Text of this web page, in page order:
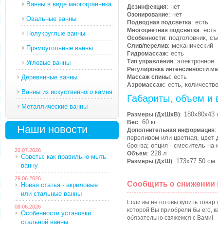
Ванны в виде многогранника
Овальные ванны
Полукруглые ванны
Прямоугольные ванны
Угловые ванны
Деревянные ванны
Ванны из искуственного камня
Металлические ванны
Наши новости
20.07.2026
Советы: как правильно мыть
ванну
29.06.2026
Новая статья - акриловые
или стальные ванны
08.06.2026
Особенности установки
стальной ванны
Дезинфекция: нет
Озонирование: нет
Подводная подсветка: есть
Многоцветная подсветка: есть
Особенности: подголовник,
Слив/перелив: механический
Гидромассаж: есть
Тип управления: электронное
Регулировка интенсивности
Массаж спины: есть
Аэромассаж: есть,
Габариты, объем и
Размеры (ДхШхВ): 180х80х43
Вес: 60 кг
Дополнительная информация:
переливом или цветная, цвет
бронза; опция - смеситель на
Объем: 228 л
Размеры (ДхШ): 173х77.50 см
Сообщить о снижении
Если вы не готовы купить
которой Вы приобрели бы его,
обязательно свяжемся с Вами!